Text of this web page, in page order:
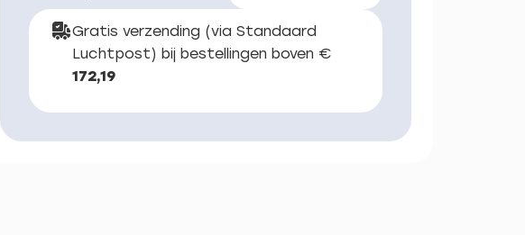
Gratis verzending (via Standaard
Luchtpost) bij bestellingen boven €
172,19